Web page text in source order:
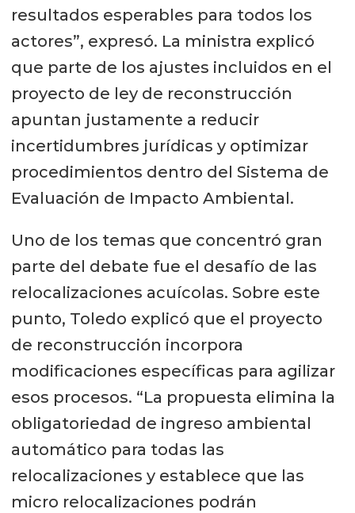
resultados esperables para todos los
actores”, expresó. La ministra explicó
que parte de los ajustes incluidos en el
proyecto de ley de reconstrucción
apuntan justamente a reducir
incertidumbres jurídicas y optimizar
procedimientos dentro del Sistema de
Evaluación de Impacto Ambiental.
Uno de los temas que concentró gran
parte del debate fue el desafío de las
relocalizaciones acuícolas. Sobre este
punto, Toledo explicó que el proyecto
de reconstrucción incorpora
modificaciones específicas para agilizar
esos procesos. “La propuesta elimina la
obligatoriedad de ingreso ambiental
automático para todas las
relocalizaciones y establece que las
micro relocalizaciones podrán